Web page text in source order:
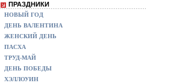
ПРАЗДНИКИ
НОВЫЙ ГОД
ДЕНЬ ВАЛЕНТИНА
ЖЕНСКИЙ ДЕНЬ
ПАСХА
ТРУД-МАЙ
ДЕНЬ ПОБЕДЫ
ХЭЛЛОУИН